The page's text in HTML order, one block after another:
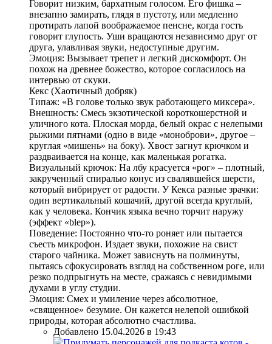
Говорит низким, бархатным голосом. Его фишка –
внезапно замирать, глядя в пустоту, или медленно
протирать лапой воображаемое пенсне, когда гость
говорит глупость. Уши вращаются независимо друг от
друга, улавливая звуки, недоступные другим.
Эмоция: Вызывает трепет и легкий дискомфорт. Он
похож на древнее божество, которое согласилось на
интервью от скуки.
Кекс (Хаотичный добряк)
Типаж: «В голове только звук работающего миксера».
Внешность: Смесь экзотической короткошерстной и
уличного кота. Плоская морда, белый окрас с нелепыми
рыжими пятнами (одно в виде «моноброви», другое –
круглая «мишень» на боку). Хвост загнут крючком и
раздваивается на конце, как маленькая рогатка.
Визуальный крючок: На лбу красуется «рог» – плотный,
закрученный спиралью конус из свалявшейся шерсти,
который вибрирует от радости. У Кекса разные зрачки:
один вертикальный кошачий, другой всегда круглый,
как у человека. Кончик языка вечно торчит наружу
(эффект «blep»).
Поведение: Постоянно что-то роняет или пытается
съесть микрофон. Издает звуки, похожие на свист
старого чайника. Может зависнуть на полминуты,
пытаясь сфокусировать взгляд на собственном роге, или
резко подпрыгнуть на месте, сражаясь с невидимыми
духами в углу студии.
Эмоция: Смех и умиление через абсолютное,
«священное» безумие. Он кажется нелепой ошибкой
природы, которая абсолютно счастлива.
Добавлено 15.04.2026 в 19:43